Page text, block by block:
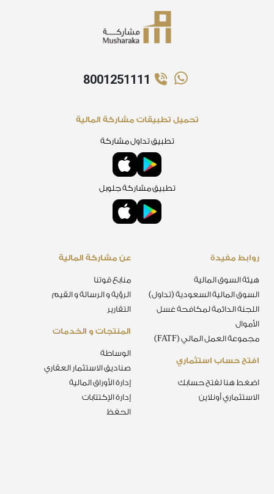
8001251111
المنتجات و الخدمات
الوساطة
صناديق الاستثمار العقاري
إدارة الأوراق المالية
إدارة الإكتتابات
الحفظ
عن مشاركة المالية
منابع قوتنا
الرؤية و الرسالة و القيم
التقارير
افتح حساب استثماري
اضغط هنا لفتح حسابك
الاستثماري أونلاين
روابط مفيدة
هيئة السوق المالية
السوق المالية السعودية (تداول)
اللجنة الدائمة لمكافحة غسل
الأموال
مجموعة العمل المالي (FATF)
تحميل تطبيقات مشاركة المالية
تطبيق تداول مشاركة
تطبيق مشاركة جلوبل